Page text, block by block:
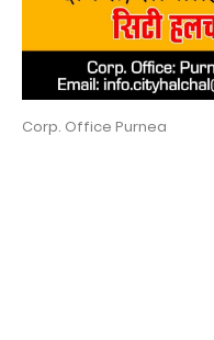
Corp. Office Purnea